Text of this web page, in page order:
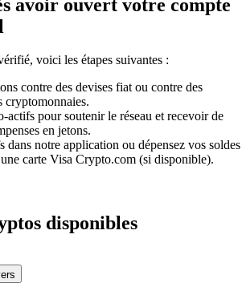
avoir ouvert votre compte
voici les étapes suivantes :
contre des devises fiat ou contre des
cryptomonnaies.
actifs pour soutenir le réseau et recevoir de
en jetons.
dans notre application ou dépensez vos soldes
carte Visa Crypto.com (si disponible).
disponibles